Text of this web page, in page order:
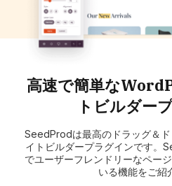
高速で簡単な
トビルダー
SeedProdは最高のドラッグ＆
イトビルダープラグインです。
でユーザーフレンドリーなペー
いる機能をご紹